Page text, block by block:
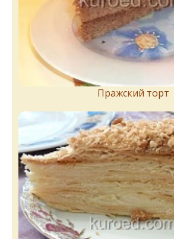
Пражский торт